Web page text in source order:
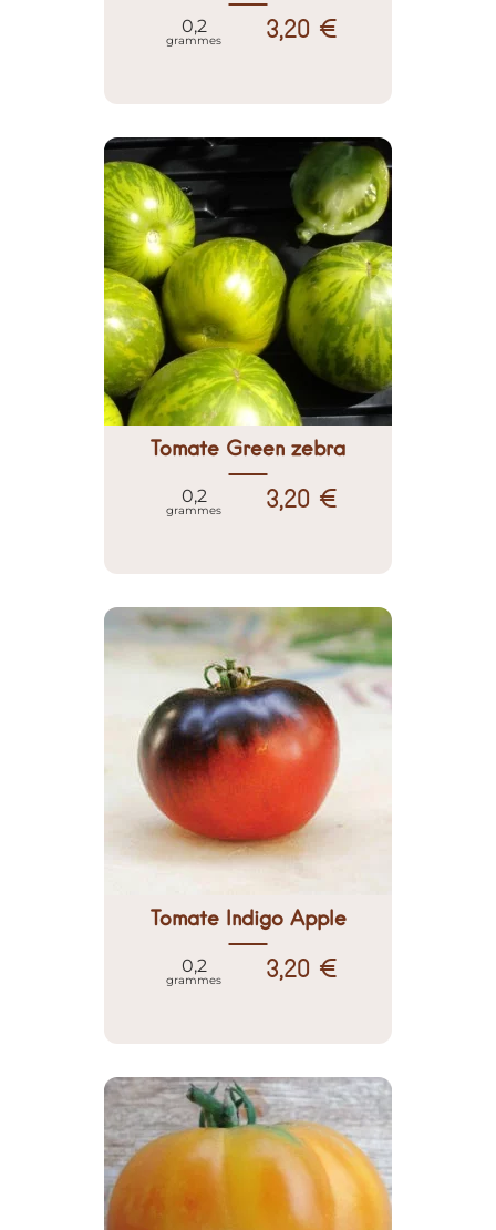
0,2
grammes 3,20 €
Tomate Green zebra
0,2
grammes 3,20 €
Tomate Indigo Apple
0,2
grammes 3,20 €